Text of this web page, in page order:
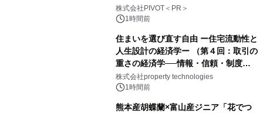
ー】株式会社PIVOT
株式会社PIVOT＜PR＞
1時間前
住まいを選び直す自由 ー住宅流動性と
人生設計の経済学ー （第４回：取引の
重さの経済学──情報・信頼・制度を
PropTechはどう組み替えるか）｜
PropTech-Lab
株式会社property technologies
1時間前
熊本産胡蝶蘭×富山産ジニア「花でつ